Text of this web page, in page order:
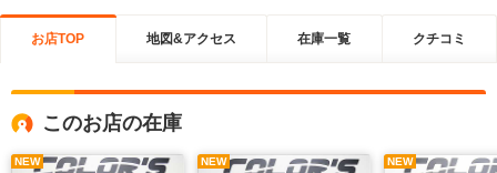
お店TOP 地図&アクセス 在庫一覧 クチコミ
このお店の在庫
NEW NEW NEW